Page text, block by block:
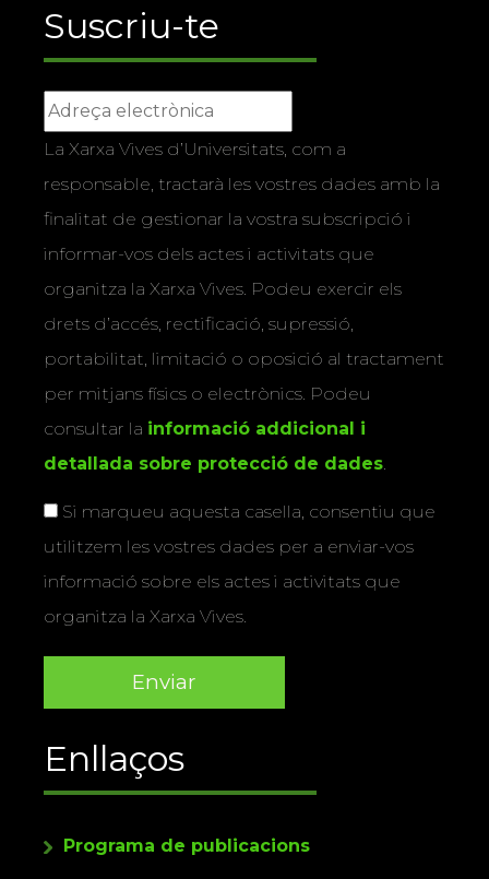
Suscriu-te
La Xarxa Vives d’Universitats, com a
responsable, tractarà les vostres dades amb la
finalitat de gestionar la vostra subscripció i
informar-vos dels actes i activitats que
organitza la Xarxa Vives. Podeu exercir els
drets d’accés, rectificació, supressió,
portabilitat, limitació o oposició al tractament
per mitjans físics o electrònics. Podeu
consultar la informació addicional i
detallada sobre protecció de dades.
Si marqueu aquesta casella, consentiu que
utilitzem les vostres dades per a enviar-vos
informació sobre els actes i activitats que
organitza la Xarxa Vives.
Enllaços
Programa de publicacions